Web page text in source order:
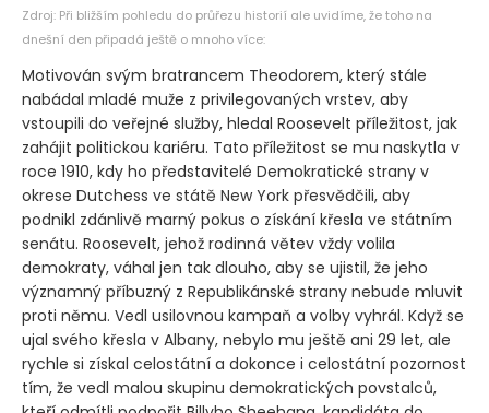
Zdroj: Při bližším pohledu do průřezu historií ale uvidíme, že toho na
dnešní den připadá ještě o mnoho více:
Motivován svým bratrancem Theodorem, který stále
nabádal mladé muže z privilegovaných vrstev, aby
vstoupili do veřejné služby, hledal Roosevelt příležitost, jak
zahájit politickou kariéru. Tato příležitost se mu naskytla v
roce 1910, kdy ho představitelé Demokratické strany v
okrese Dutchess ve státě New York přesvědčili, aby
podnikl zdánlivě marný pokus o získání křesla ve státním
senátu. Roosevelt, jehož rodinná větev vždy volila
demokraty, váhal jen tak dlouho, aby se ujistil, že jeho
významný příbuzný z Republikánské strany nebude mluvit
proti němu. Vedl usilovnou kampaň a volby vyhrál. Když se
ujal svého křesla v Albany, nebylo mu ještě ani 29 let, ale
rychle si získal celostátní a dokonce i celostátní pozornost
tím, že vedl malou skupinu demokratických povstalců,